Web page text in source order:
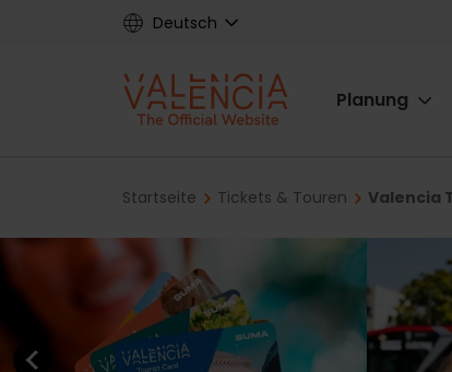
Deutsch
Main
Planung
Breadcrumb
Startseite Tickets & Touren Valencia